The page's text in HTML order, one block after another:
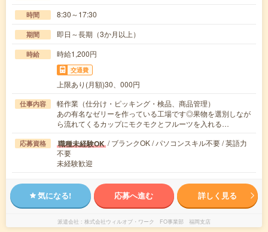
時間 8:30～17:30
期間 即日～長期（3か月以上）
時給 時給1,200円
交通費
上限あり(月額)30、000円
仕事内容
軽作業（仕分け・ピッキング・検品、商品管理）
あの有名なゼリーを作っている工場です◎果物を選別しなが
ら流れてくるカップにモクモクとフルーツを入れる…
応募資格 職種未経験OK / ブランクOK / パソコンスキル不要 / 英語力
不要
未経験歓迎
気になる! 応募へ進む 詳しく見る
派遣会社 株式会社ウィルオブ・ワーク FO事業部 福岡支店